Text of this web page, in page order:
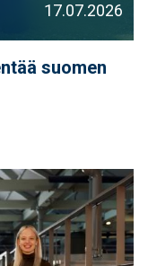
17.07.2026
suomen